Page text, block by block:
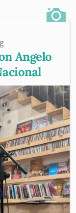
Angelo